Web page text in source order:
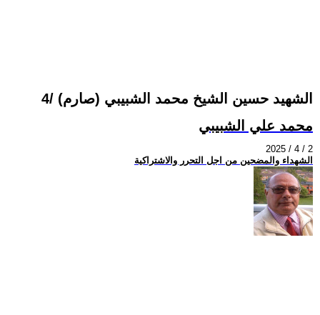
الشهيد حسين الشيخ محمد الشبيبي (صارم) /4
محمد علي الشبيبي
2025 / 4 / 2
الشهداء والمضحين من اجل التحرر والاشتراكية